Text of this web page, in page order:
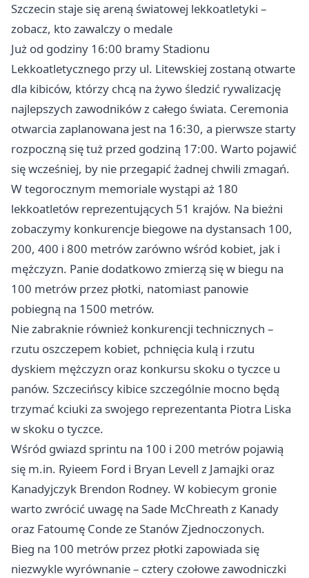
Szczecin staje się areną światowej lekkoatletyki –
zobacz, kto zawalczy o medale
Już od godziny 16:00 bramy Stadionu
Lekkoatletycznego przy ul. Litewskiej zostaną otwarte
dla kibiców, którzy chcą na żywo śledzić rywalizację
najlepszych zawodników z całego świata. Ceremonia
otwarcia zaplanowana jest na 16:30, a pierwsze starty
rozpoczną się tuż przed godziną 17:00. Warto pojawić
się wcześniej, by nie przegapić żadnej chwili zmagań.
W tegorocznym memoriale wystąpi aż 180
lekkoatletów reprezentujących 51 krajów. Na bieżni
zobaczymy konkurencje biegowe na dystansach 100,
200, 400 i 800 metrów zarówno wśród kobiet, jak i
mężczyzn. Panie dodatkowo zmierzą się w biegu na
100 metrów przez płotki, natomiast panowie
pobiegną na 1500 metrów.
Nie zabraknie również konkurencji technicznych –
rzutu oszczepem kobiet, pchnięcia kulą i rzutu
dyskiem mężczyzn oraz konkursu skoku o tyczce u
panów. Szczecińscy kibice szczególnie mocno będą
trzymać kciuki za swojego reprezentanta Piotra Liska
w skoku o tyczce.
Wśród gwiazd sprintu na 100 i 200 metrów pojawią
się m.in. Ryieem Ford i Bryan Levell z Jamajki oraz
Kanadyjczyk Brendon Rodney. W kobiecym gronie
warto zwrócić uwagę na Sade McChreath z Kanady
oraz Fatoumę Conde ze Stanów Zjednoczonych.
Bieg na 100 metrów przez płotki zapowiada się
niezwykle wyrównanie – cztery czołowe zawodniczki